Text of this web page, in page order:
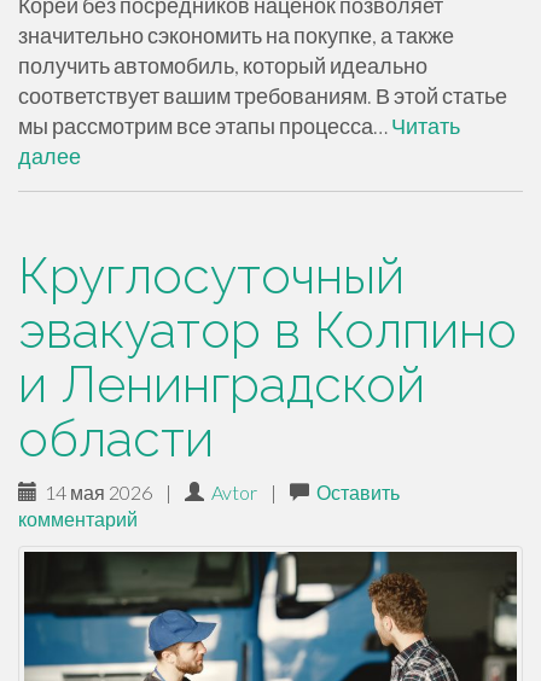
значительно сэкономить на покупке, а также
получить автомобиль, который идеально
соответствует вашим требованиям. В этой статье
мы рассмотрим все этапы процесса…Читать
далее
Круглосуточный
эвакуатор в Колпино
и Ленинградской
области
14 мая 2026 | Avtor |
Оставить
комментарий